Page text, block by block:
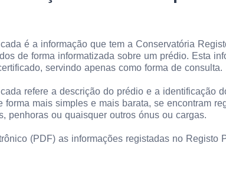
é a informação que tem a Conservatória
de forma informatizada sobre um prédio. Esta
servindo apenas como forma de consulta.
refere a descrição do prédio e a identificação
forma mais simples e mais barata, se encontram
penhoras ou quaisquer outros ónus ou cargas.
(PDF) as informações registadas no Registo